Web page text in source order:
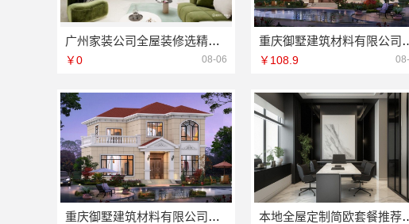
广州家装公司全屋装修选精匠饰家，环保全铝家居定制
￥0 08-06
重庆御墅建筑材料有限
￥108.9
重庆御墅建筑材料有限公司：周边区县装配式木模售后保障完善 本地全屋定制简欧套餐推